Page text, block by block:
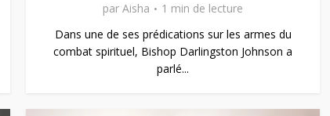
par Aisha
1 min de lecture
Dans une de ses prédications sur les armes du
combat spirituel, Bishop Darlingston Johnson a
parlé...